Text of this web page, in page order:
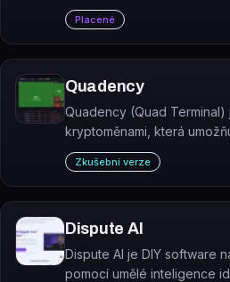
poskytující uživatelům
Placené
Quadency
Quadency (Quad
kryptoměnami, která
z jednoho rozhraní s
Zkušební verze
Dispute AI
Dispute AI je DIY software
pomocí umělé inteligence